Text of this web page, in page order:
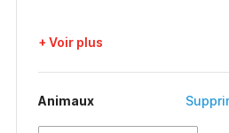
+ Voir plus
Animaux